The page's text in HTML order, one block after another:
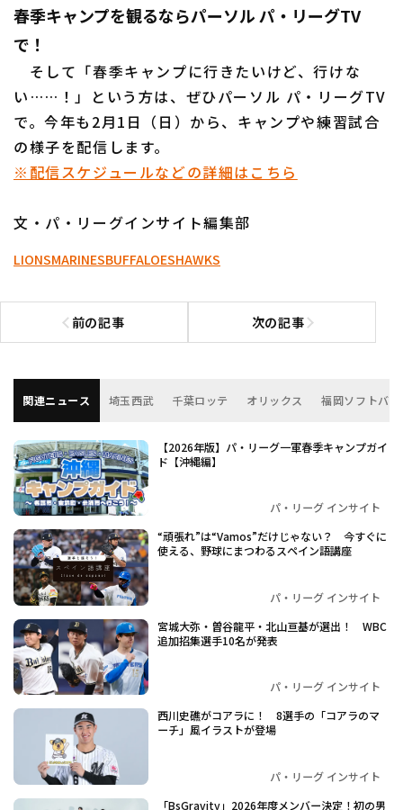
春季キャンプを観るならパーソル パ・リーグTV
で！
そして「春季キャンプに行きたいけど、行けな
い……！」という方は、ぜひパーソル パ・リーグTV
で。今年も2月1日（日）から、キャンプや練習試合
の様子を配信します。
※配信スケジュールなどの詳細はこちら
文・パ・リーグインサイト編集部
LIONSMARINESBUFFALOESHAWKS
前の記事
前の記事へ 次の記事次の記事へ
関連ニュース 埼玉西武 千葉ロッテ オリックス 福岡ソフトバ
【2026年版】パ・リーグ一軍春季キャンプガイ
ド【沖縄編】
パ・リーグ インサイト
“頑張れ”は“Vamos”だけじゃない？ 今すぐに
使える、野球にまつわるスペイン語講座
パ・リーグ インサイト
宮城大弥・曽谷龍平・北山亘基が選出！ WBC
追加招集選手10名が発表
パ・リーグ インサイト
西川史礁がコアラに！ 8選手の「コアラのマ
ーチ」風イラストが登場
パ・リーグ インサイト
「BsGravity」2026年度メンバー決定！初の男